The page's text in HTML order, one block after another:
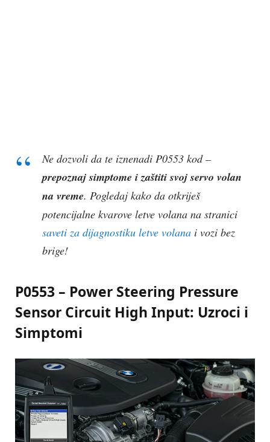
Ne dozvoli da te iznenadi P0553 kod –
prepoznaj simptome i zaštiti svoj servo volan
na vreme. Pogledaj kako da otkriješ
potencijalne kvarove letve volana na stranici
saveti za dijagnostiku letve volana i vozi bez
brige!
P0553 – Power Steering Pressure
Sensor Circuit High Input: Uzroci i
Simptomi